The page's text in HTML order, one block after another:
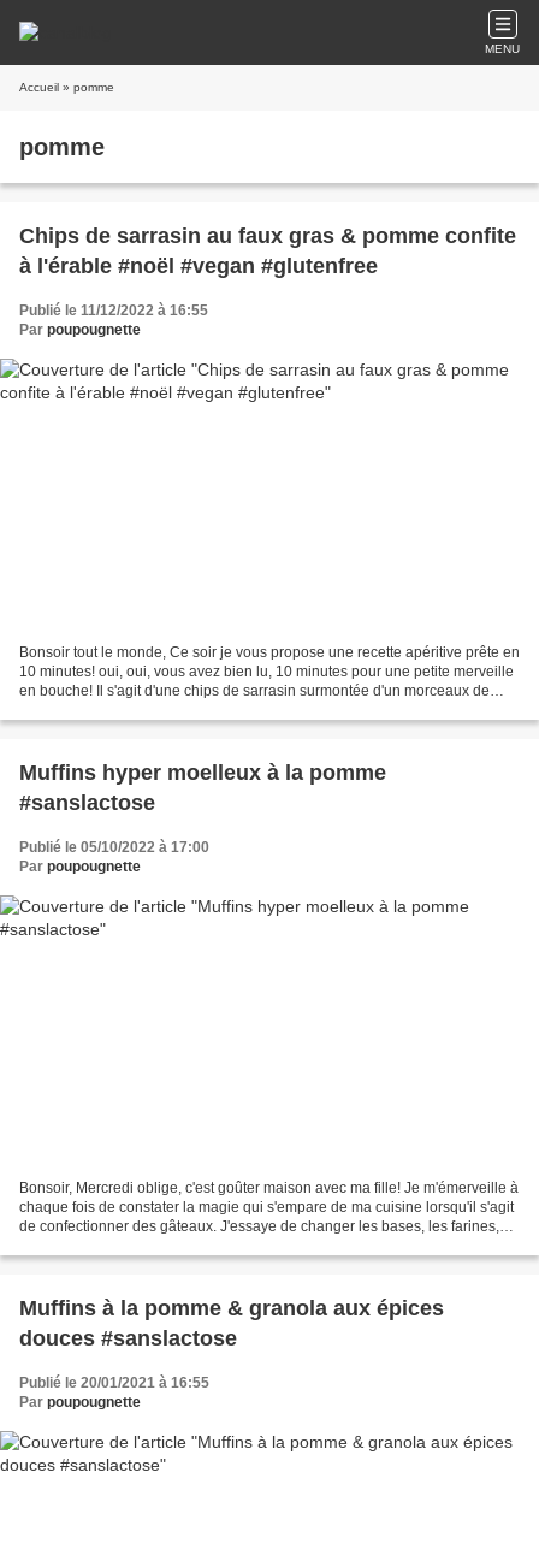
MENU
Accueil » pomme
pomme
Chips de sarrasin au faux gras & pomme confite
à l'érable #noël #vegan #glutenfree
Publié le 11/12/2022 à 16:55
Par poupougnette
Bonsoir tout le monde, Ce soir je vous propose une recette apéritive prête en
10 minutes! oui, oui, vous avez bien lu, 10 minutes pour une petite merveille
en bouche! Il s'agit d'une chips de sarrasin surmontée d'un morceaux de
Muffins hyper moelleux à la pomme
#sanslactose
Publié le 05/10/2022 à 17:00
Par poupougnette
Bonsoir, Mercredi oblige, c'est goûter maison avec ma fille! Je m'émerveille à
chaque fois de constater la magie qui s'empare de ma cuisine lorsqu'il s'agit
de confectionner des gâteaux. J'essaye de changer les bases, les farines,
Muffins à la pomme & granola aux épices
douces #sanslactose
Publié le 20/01/2021 à 16:55
Par poupougnette